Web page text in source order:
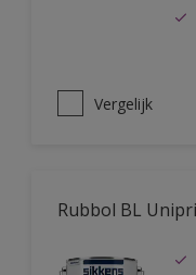
Vergelijk
Rubbol BL